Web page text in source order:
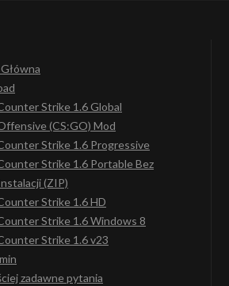
Strike 1.6 Global
(CS:GO) Mod
Strike 1.6 Progressive
Strike 1.6 Portable Bez
(ZIP)
Strike 1.6 HD
Strike 1.6 Windows 8
Strike 1.6 v23
zadawne pytania